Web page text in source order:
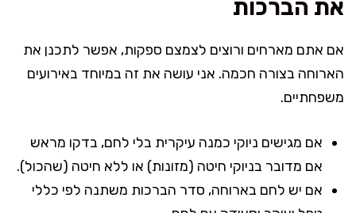
את הברכות
אם אתם מארחים ורוצים לצמצם ספקות, אפשר לתכנן את
הארוחה בצורה חכמה. אני עושה את זה במיוחד באירועים
משפחתיים.
אם מגישים ניוקי כמנה עיקרית בלי לחם, בדקו מראש
אם מדובר בניוקי חיטה (מזונות) או ללא חיטה (שהכול).
אם יש לחם בארוחה, סדר הברכות משתנה לפי כללי